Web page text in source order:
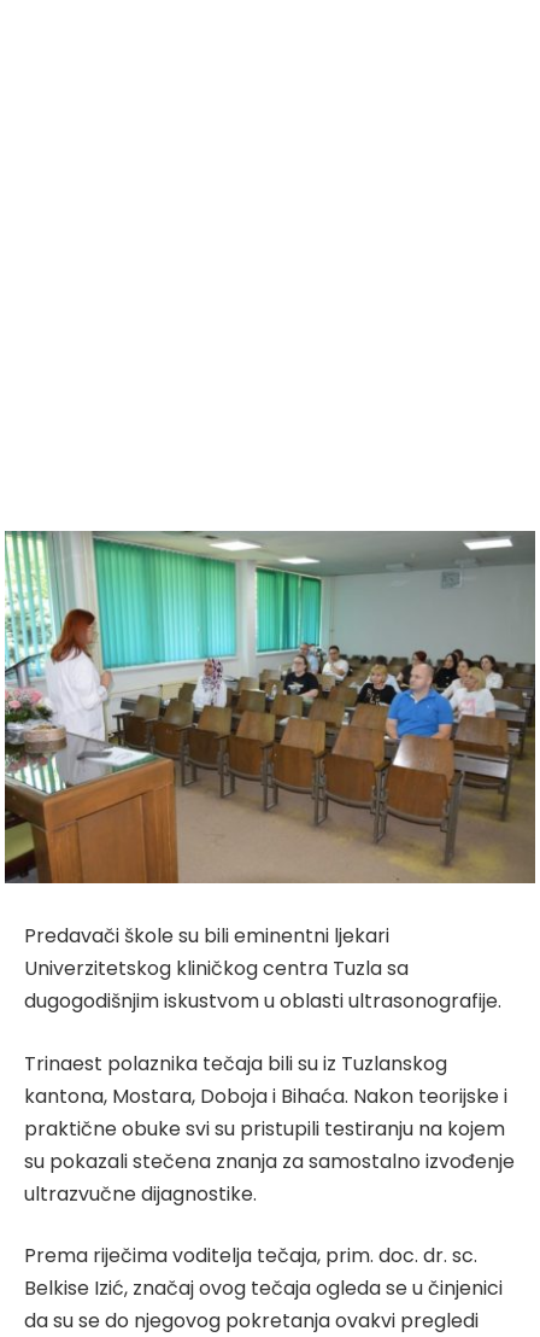
Predavači škole su bili eminentni ljekari
Univerzitetskog kliničkog centra Tuzla sa
dugogodišnjim iskustvom u oblasti ultrasonografije.
Trinaest polaznika tečaja bili su iz Tuzlanskog
kantona, Mostara, Doboja i Bihaća. Nakon teorijske i
praktične obuke svi su pristupili testiranju na kojem
su pokazali stečena znanja za samostalno izvođenje
ultrazvučne dijagnostike.
Prema riječima voditelja tečaja, prim. doc. dr. sc.
Belkise Izić, značaj ovog tečaja ogleda se u činjenici
da su se do njegovog pokretanja ovakvi pregledi